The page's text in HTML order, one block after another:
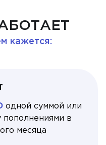
кажется:
одной суммой или
пополнениями в
месяца